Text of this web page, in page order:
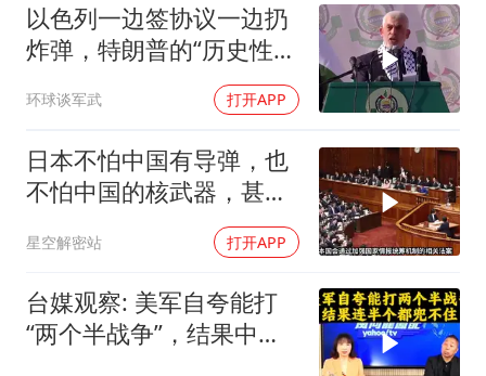
以色列一边签协议一边扔
炸弹，特朗普的“历史性协
环球谈军武 打开APP
日本不怕中国有导弹，也
不怕中国的核武器，甚至
不怕中国的稀土制裁
星空解密站 打开APP
台媒观察: 美军自夸能打
“两个半战争”，结果中东